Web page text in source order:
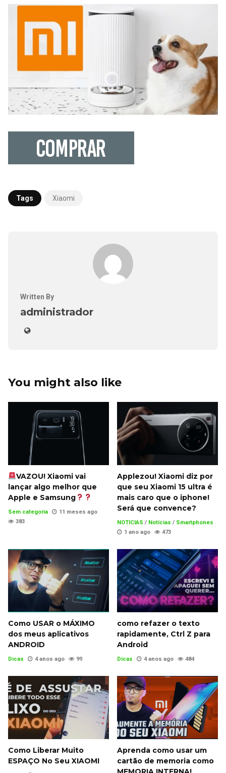
Tags Xiaomi
Written By
administrador
You might also like
VAZOU! Xiaomi vai
lançar algo melhor que
Apple e Samsung
Sem categoria
11 meses ago
383
Applezou! Xiaomi diz por
que seu Xiaomi 15 ultra é
mais caro que o iphone!
Será que convence?
NOTICIAS / Notícias / Smartphones
1 ano ago
473
Como USAR o MÁXIMO
dos meus aplicativos
ANDROID
Dicas 4 anos ago 99
como refazer o texto
rapidamente, Ctrl Z para
Android
Dicas 4 anos ago 484
Como Liberar Muito
ESPAÇO No Seu XIAOMI
Aprenda como usar um
cartão de memoria como